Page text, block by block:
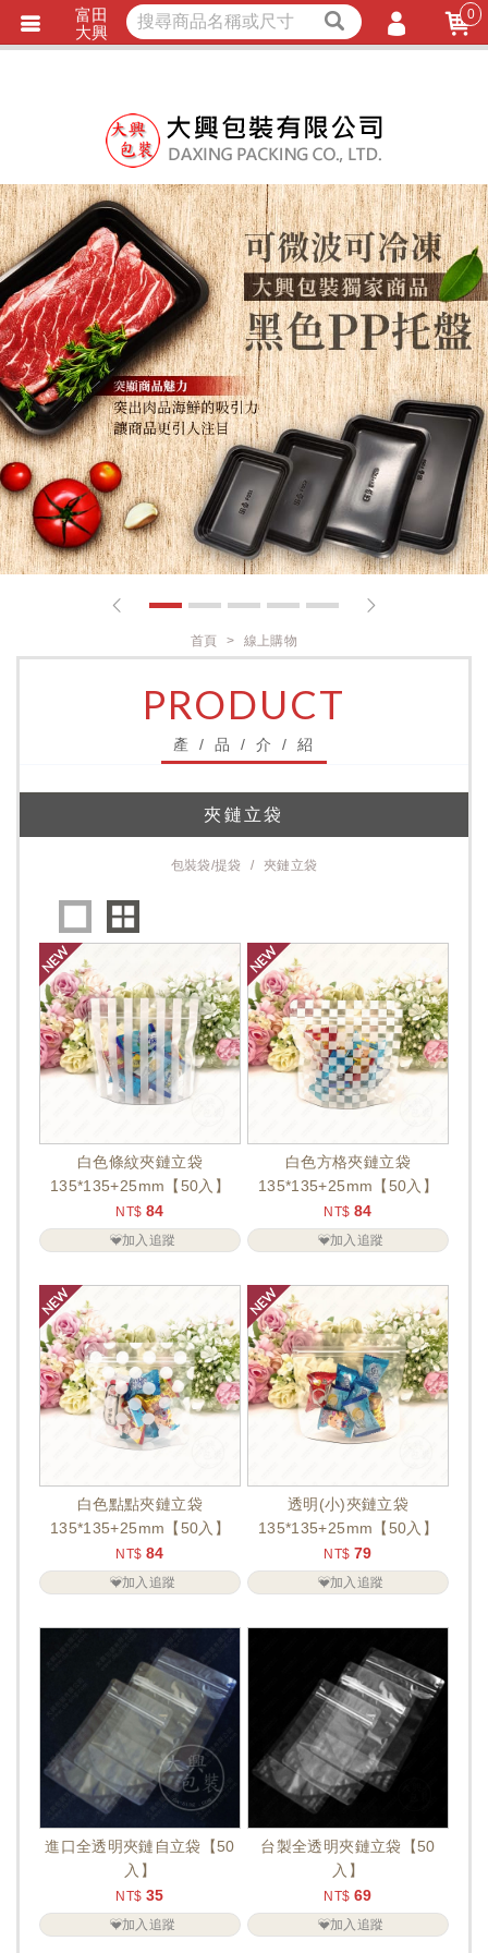
立即詢價 LINE詢問
1 2 3 4 5
首頁 線上購物
PRODUCT
產 / 品 / 介 / 紹
夾鏈立袋
包裝袋/提袋 夾鏈立袋
白色條紋夾鏈立袋
135*135+25mm【50入】
NT$ 84
加入追蹤
白色方格夾鏈立袋
135*135+25mm【50入】
NT$ 84
加入追蹤
白色點點夾鏈立袋
135*135+25mm【50入】
NT$ 84
加入追蹤
透明(小)夾鏈立袋
135*135+25mm【50入】
NT$ 79
加入追蹤
進口全透明夾鏈自立袋【50
入】
NT$ 35
加入追蹤
台製全透明夾鏈立袋【50
入】
NT$ 69
加入追蹤
富田
大興
0
會員註冊
忘記密碼
訂單查詢
TRACK LISTING追 / 蹤 / 清 / 單
匯款通知
獨家商品 耐熱內襯